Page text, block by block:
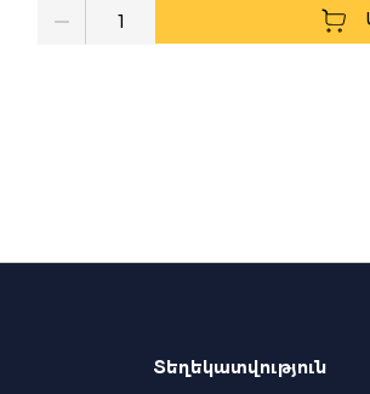
Quantity
Տեղեկատվություն